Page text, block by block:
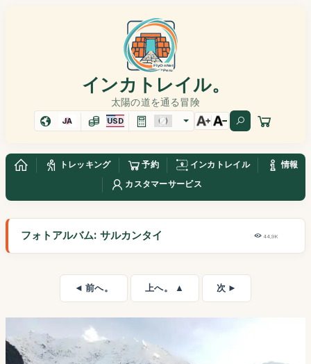
インカトレイル。
太陽の道を通る冒険
JA USD
トレッキング 予約 インカトレイル
情報
カスタマーサービス
フォトアルバム: サルカンタイ 44,9K
◄ 前へ。 上へ。 ▲ 次 ►